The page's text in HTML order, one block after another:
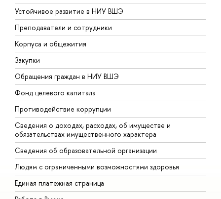
Устойчивое развитие в НИУ ВШЭ
Преподаватели и сотрудники
Корпуса и общежития
Закупки
Обращения граждан в НИУ ВШЭ
Фонд целевого капитала
Противодействие коррупции
Сведения о доходах, расходах, об имуществе и
обязательствах имущественного характера
Сведения об образовательной организации
Людям с ограниченными возможностями здоровья
Единая платежная страница